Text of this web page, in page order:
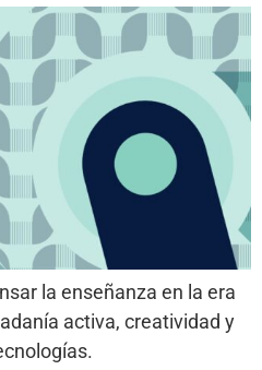
la enseñanza en la era
activa, creatividad y